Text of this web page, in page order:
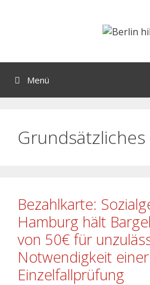
Menü
Grundsätzliches
Bezahlkarte:
Hamburg hält
von 50€ für
Notwendigkeit einer
Einzelfallprüfung